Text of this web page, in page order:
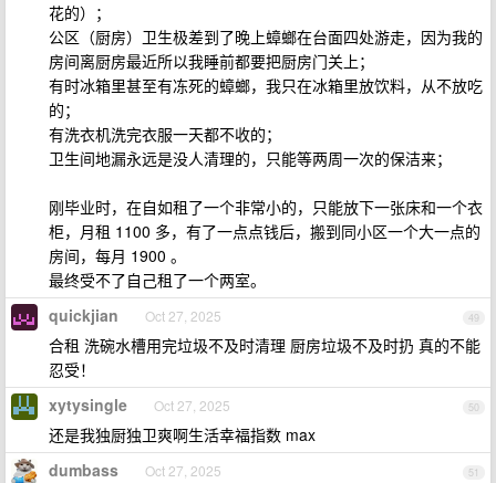
花的）；
公区（厨房）卫生极差到了晚上蟑螂在台面四处游走，因为我的
房间离厨房最近所以我睡前都要把厨房门关上；
有时冰箱里甚至有冻死的蟑螂，我只在冰箱里放饮料，从不放吃
的；
有洗衣机洗完衣服一天都不收的；
卫生间地漏永远是没人清理的，只能等两周一次的保洁来；
刚毕业时，在自如租了一个非常小的，只能放下一张床和一个衣
柜，月租 1100 多，有了一点点钱后，搬到同小区一个大一点的
房间，每月 1900 。
最终受不了自己租了一个两室。
49
quickjian Oct 27, 2025
合租 洗碗水槽用完垃圾不及时清理 厨房垃圾不及时扔 真的不能
忍受！
50
xytysingle Oct 27, 2025
还是我独厨独卫爽啊生活幸福指数 max
51
dumbass Oct 27, 2025